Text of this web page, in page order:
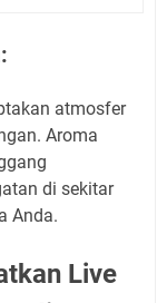
atmosfer
Aroma
di sekitar
Anda.
Live